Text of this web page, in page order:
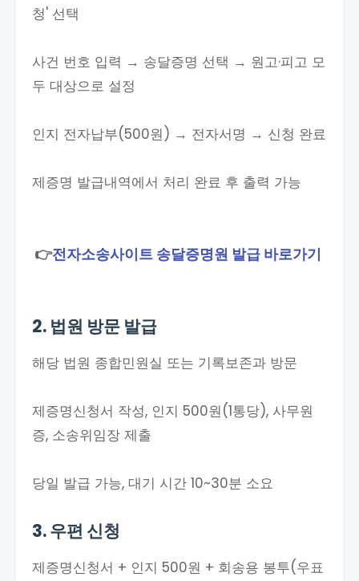
청' 선택
사건 번호 입력 → 송달증명 선택 → 원고·피고 모
두 대상으로 설정
인지 전자납부(500원) → 전자서명 → 신청 완료
제증명 발급내역에서 처리 완료 후 출력 가능
👉전자소송사이트 송달증명원 발급 바로가기
2. 법원 방문 발급
해당 법원 종합민원실 또는 기록보존과 방문
제증명신청서 작성, 인지 500원(1통당), 사무원
증, 소송위임장 제출
당일 발급 가능, 대기 시간 10~30분 소요
3. 우편 신청
제증명신청서 + 인지 500원 + 회송용 봉투(우표